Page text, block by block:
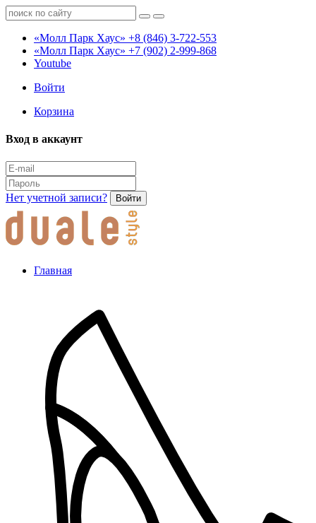
«Молл Парк Хаус» +8 (846) 3-722-553
«Молл Парк Хаус» +7 (902) 2-999-868
Youtube
Войти
Корзина
Вход в аккаунт
Нет учетной записи? Войти
Главная